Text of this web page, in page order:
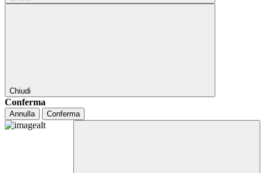
Chiudi
Conferma
Annulla Conferma